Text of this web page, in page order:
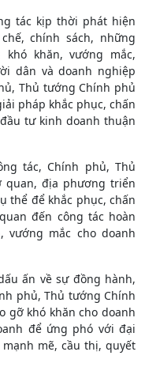
tác kịp thời phát hiện
chính sách, những
khăn, vướng mắc,
dân và doanh nghiệp
Thủ tướng Chính phủ
pháp khắc phục, chấn
tư kinh doanh thuận
tác, Chính phủ, Thủ
quan, địa phương triển
thể để khắc phục, chấn
đến công tác hoàn
vướng mắc cho doanh
ấn về sự đồng hành,
phủ, Thủ tướng Chính
gỡ khó khăn cho doanh
để ứng phó với đại
mẽ, cầu thị, quyết